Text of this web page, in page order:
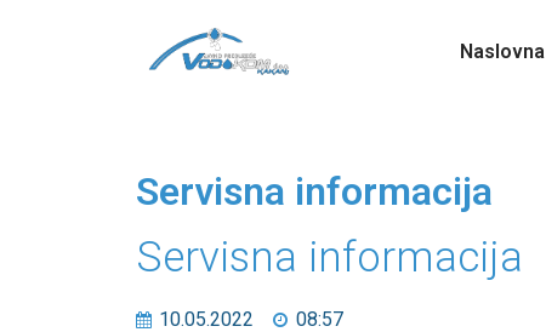
Naslovna
Servisna informacija
Servisna informacija
10.05.2022 08:57